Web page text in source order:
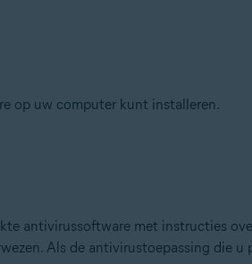
op uw computer kunt installeren.
antivirussoftware met instructies
Als de antivirustoepassing die